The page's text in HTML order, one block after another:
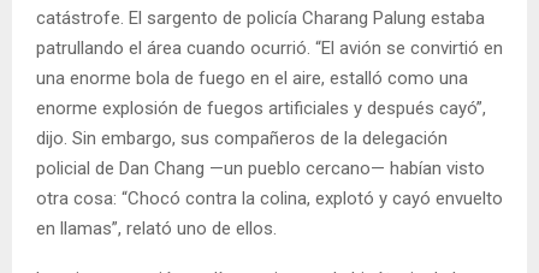
catástrofe. El sargento de policía Charang Palung estaba
patrullando el área cuando ocurrió. “El avión se convirtió en
una enorme bola de fuego en el aire, estalló como una
enorme explosión de fuegos artificiales y después cayó”,
dijo. Sin embargo, sus compañeros de la delegación
policial de Dan Chang —un pueblo cercano— habían visto
otra cosa: “Chocó contra la colina, explotó y cayó envuelto
en llamas”, relató uno de ellos.